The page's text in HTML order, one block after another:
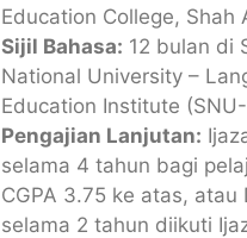
Education College, Shah
Sijil Bahasa: 12 bulan di
National University –
Education Institute
Pengajian Lanjutan:
selama 4 tahun bagi
CGPA 3.75 ke atas, atau
selama 2 tahun diikuti